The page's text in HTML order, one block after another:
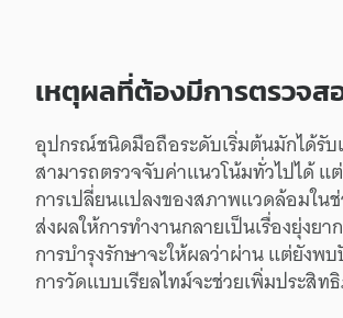
เหตุผลที่ต้องมีการตรวจส
อุปกรณ์ชนิดมือถือระดับเริ่มต้นมักได้รั
สามารถตรวจจับค่าแนวโน้มทั่วไปได้แต่
การเปลี่ยนแปลงของสภาพแวดล้อมใน
ส่งผลให้การทำงานกลายเป็นเรื่องยุ่งยาก
การบำรุงรักษาจะให้ผลว่าผ่านแต่ยังพบ
การวัดแบบเรียลไทม์จะช่วยเพิ่มประสิท